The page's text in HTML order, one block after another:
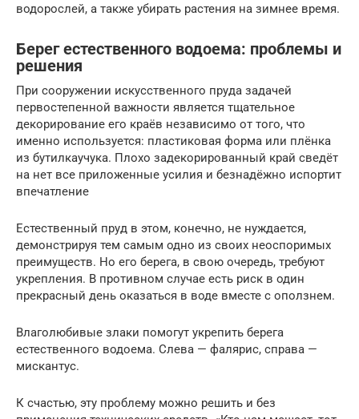
водорослей, а также убирать растения на зимнее время.
Берег естественного водоема: проблемы и
решения
При сооружении искусственного пруда задачей
первостепенной важности является тщательное
декорирование его краёв независимо от того, что
именно используется: пластиковая форма или плёнка
из бутилкаучука. Плохо задекорированный край сведёт
на нет все приложенные усилия и безнадёжно испортит
впечатление
Естественный пруд в этом, конечно, не нуждается,
демонстрируя тем самым одно из своих неоспоримых
преимуществ. Но его берега, в свою очередь, требуют
укрепления. В противном случае есть риск в один
прекрасный день оказаться в воде вместе с оползнем.
Влаголюбивые злаки помогут укрепить берега
естественного водоема. Слева — фалярис, справа —
мискантус.
К счастью, эту проблему можно решить и без